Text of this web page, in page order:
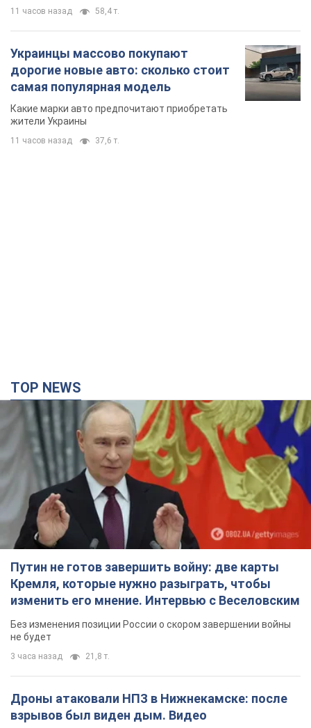
11 часов назад 58,4 т.
Украинцы массово покупают
дорогие новые авто: сколько стоит
самая популярная модель
Какие марки авто предпочитают приобретать
жители Украины
11 часов назад 37,6 т.
TOP NEWS
Путин не готов завершить войну: две карты
Кремля, которые нужно разыграть, чтобы
изменить его мнение. Интервью с Веселовским
Без изменения позиции России о скором завершении войны
не будет
3 часа назад 21,8 т.
Дроны атаковали НПЗ в Нижнекамске: после
взрывов был виден дым. Видео